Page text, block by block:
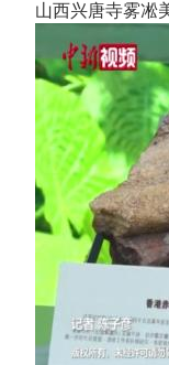
山西兴唐寺雾凇